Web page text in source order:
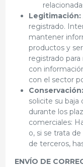
Legitimación:
registrado.
mantener
productos y
registrado
con
con el sector
Conservación:
solicite su
durante los
comerciales:
o, si se trata
de terceros,
ENVÍO DE